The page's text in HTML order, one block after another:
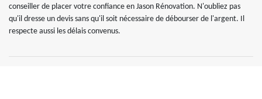
conseiller de placer votre confiance en Jason Rénovation. N'oubliez pas
qu'il dresse un devis sans qu'il soit nécessaire de débourser de l'argent. Il
respecte aussi les délais convenus.